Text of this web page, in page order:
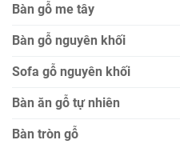
Bàn gỗ me tây
Bàn gỗ nguyên khối
Sofa gỗ nguyên khối
Bàn ăn gỗ tự nhiên
Bàn tròn gỗ